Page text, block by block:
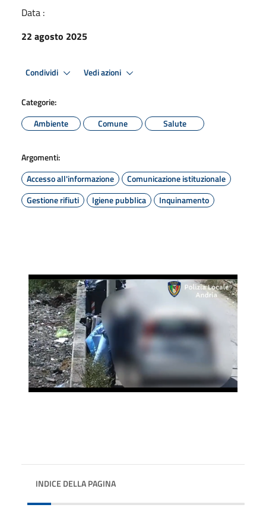
Data :
22 agosto 2025
Condividi Vedi azioni
Categorie:
Ambiente
Comune Salute
Argomenti:
Accesso all'informazione
Comunicazione istituzionale
Gestione rifiuti
Igiene pubblica Inquinamento
INDICE DELLA PAGINA